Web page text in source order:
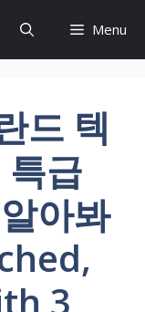
Menu
드 텍
급
아봐
3